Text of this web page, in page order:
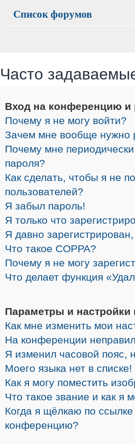
Список форумов
Часто
Вход на конференцию и
Почему я не могу войти?
Зачем мне вообще нужно
Почему мне
пароля?
Как сделать, чтобы я не
пользователей?
Я забыл пароль!
Я только что
Я давно
Что такое COPPA?
Почему я не могу
Что делает функция
Параметры и настройки
Как мне изменить мои
На конференции
Я изменил часовой пояс,
Моего языка нет в списке!
Как я могу поместить
Что такое звание и как я
Когда я щёлкаю по
конференцию?